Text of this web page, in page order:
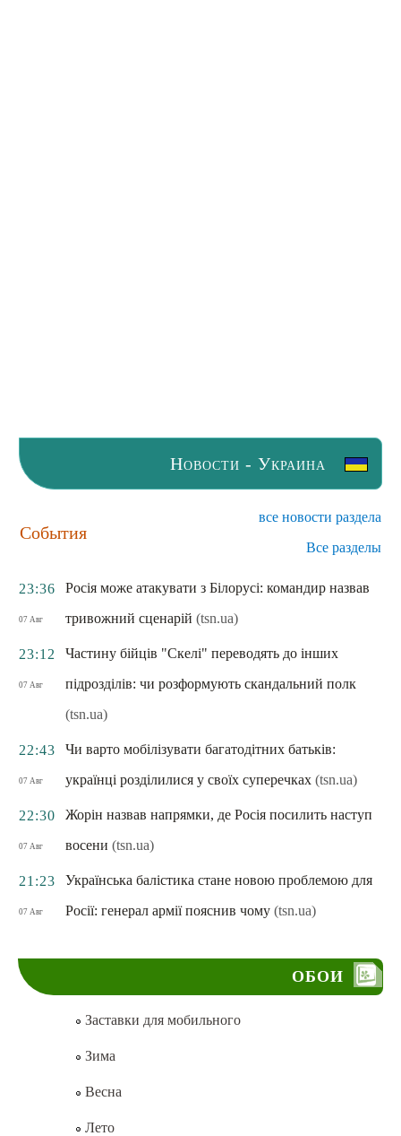
Новости - Украина
События
все новости раздела
Все разделы
23:36
07 Авг
Росія може атакувати з Білорусі: командир назвав
тривожний сценарій (tsn.ua)
23:12
07 Авг
Частину бійців "Скелі" переводять до інших
підрозділів: чи розформують скандальний полк
(tsn.ua)
22:43
07 Авг
Чи варто мобілізувати багатодітних батьків:
українці розділилися у своїх суперечках (tsn.ua)
22:30
07 Авг
Жорін назвав напрямки, де Росія посилить наступ
восени (tsn.ua)
21:23
07 Авг
Українська балістика стане новою проблемою для
Росії: генерал армії пояснив чому (tsn.ua)
ОБОИ
Заставки для мобильного
Зима
Весна
Лето